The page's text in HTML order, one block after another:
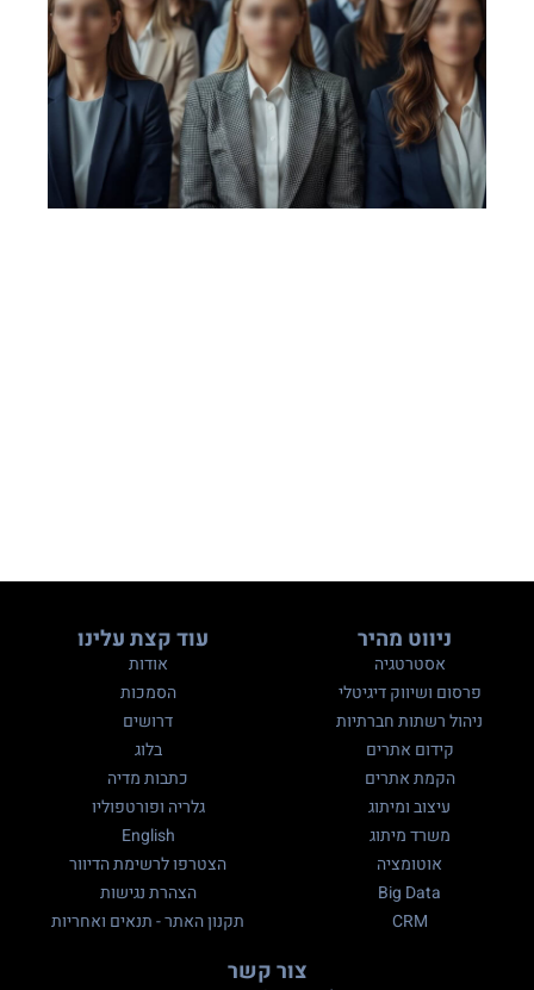
ניווט מהיר
אסטרטגיה
פרסום ושיווק דיגיטלי
ניהול רשתות חברתיות
קידום אתרים
הקמת אתרים
עיצוב ומיתוג
משרד מיתוג
אוטומציה
Big Data
CRM
עוד קצת עלינו
אודות
הסמכות
דרושים
בלוג
כתבות מדיה
גלריה ופורטפוליו
English
הצטרפו לרשימת הדיוור
הצהרת נגישות
תקנון האתר - תנאים ואחריות
צור קשר